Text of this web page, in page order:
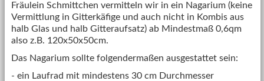
Fräulein Schmittchen vermitteln wir in ein Nagarium (keine
Vermittlung in Gitterkäfige und auch nicht in Kombis aus
halb Glas und halb Gitteraufsatz) ab Mindestmaß 0,6qm
also z.B. 120x50x50cm.
Das Nagarium sollte folgendermaßen ausgestattet sein:
- ein Laufrad mit mindestens 30 cm Durchmesser